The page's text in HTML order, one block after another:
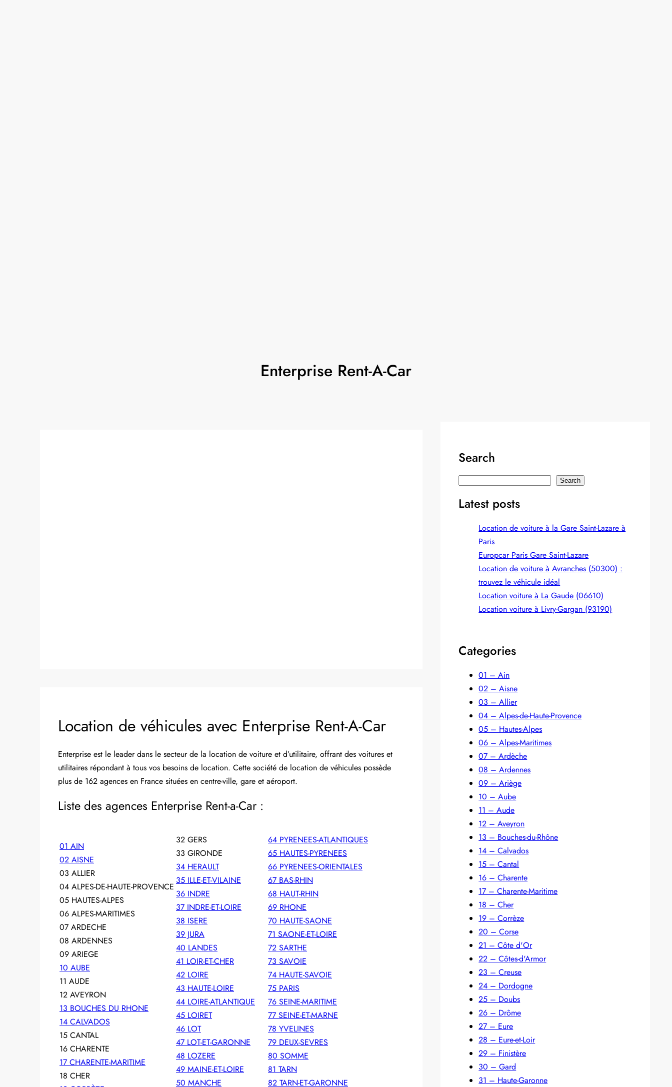
Enterprise Rent-A-Car
Location de véhicules avec Enterprise Rent-A-Car
Enterprise est le leader dans le secteur de la location de voiture et d’utilitaire, offrant des voitures et
utilitaires répondant à tous vos besoins de location. Cette société de location de véhicules possède
plus de 162 agences en France situées en centre-ville, gare et aéroport.
Liste des agences Enterprise Rent-a-Car :
01 AIN
02 AISNE
03 ALLIER
04 ALPES-DE-HAUTE-PROVENCE
05 HAUTES-ALPES
06 ALPES-MARITIMES
07 ARDECHE
08 ARDENNES
09 ARIEGE
10 AUBE
11 AUDE
12 AVEYRON
13 BOUCHES DU RHONE
14 CALVADOS
15 CANTAL
16 CHARENTE
17 CHARENTE-MARITIME
18 CHER
32 GERS
33 GIRONDE
34 HERAULT
35 ILLE-ET-VILAINE
36 INDRE
37 INDRE-ET-LOIRE
38 ISERE
39 JURA
40 LANDES
41 LOIR-ET-CHER
42 LOIRE
43 HAUTE-LOIRE
44 LOIRE-ATLANTIQUE
45 LOIRET
46 LOT
47 LOT-ET-GARONNE
48 LOZERE
49 MAINE-ET-LOIRE
50 MANCHE
64 PYRENEES-ATLANTIQUES
65 HAUTES-PYRENEES
66 PYRENEES-ORIENTALES
67 BAS-RHIN
68 HAUT-RHIN
69 RHONE
70 HAUTE-SAONE
71 SAONE-ET-LOIRE
72 SARTHE
73 SAVOIE
74 HAUTE-SAVOIE
75 PARIS
76 SEINE-MARITIME
77 SEINE-ET-MARNE
78 YVELINES
79 DEUX-SEVRES
80 SOMME
81 TARN
82 TARN-ET-GARONNE
Search
a
Search
Latest posts
Location de voiture à la Gare Saint-Lazare à
Paris
Europcar Paris Gare Saint‑Lazare
Location de voiture à Avranches (50300) :
trouvez le véhicule idéal
Location voiture à La Gaude (06610)
Location voiture à Livry-Gargan (93190)
Categories
01 – Ain
02 – Aisne
03 – Allier
04 – Alpes-de-Haute-Provence
05 – Hautes-Alpes
06 – Alpes-Maritimes
07 – Ardèche
08 – Ardennes
09 – Ariège
10 – Aube
11 – Aude
12 – Aveyron
13 – Bouches-du-Rhône
14 – Calvados
15 – Cantal
16 – Charente
17 – Charente-Maritime
18 – Cher
19 – Corrèze
20 – Corse
21 – Côte d'Or
22 – Côtes-d'Armor
23 – Creuse
24 – Dordogne
25 – Doubs
26 – Drôme
27 – Eure
28 – Eure-et-Loir
29 – Finistère
30 – Gard
31 – Haute-Garonne